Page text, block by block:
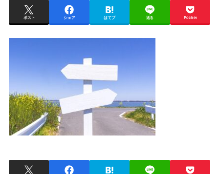
ポスト シェア はてブ 送る Pocket